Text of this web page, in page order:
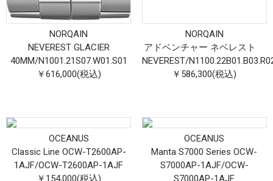
NORQAIN
NEVEREST GLACIER
40MM/N1001.21S07.W01.S01
￥616,000(税込)
NORQAIN
アドベンチャー ネベレスト
NEVEREST/
￥586,300(税込)
OCEANUS
Classic Line OCW-T2600AP-
1AJF/OCW-T2600AP-1AJF
￥154,000(税込)
OCEANUS
Manta S7000 Series OCW-
S7000AP-1AJF/OCW-
S7000AP-1AJF